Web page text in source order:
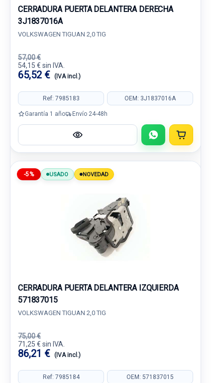
CERRADURA PUERTA DELANTERA DERECHA
3J1837016A
VOLKSWAGEN TIGUAN 2,0 TIG
57,00 €
54,15 € sin IVA.
65,52 € (IVA incl.)
Ref: 7985183 OEM: 3J1837016A
Garantía 1 año Envío 24-48h
-5% USADO NOVEDAD
CERRADURA PUERTA DELANTERA IZQUIERDA
571837015
VOLKSWAGEN TIGUAN 2,0 TIG
75,00 €
71,25 € sin IVA.
86,21 € (IVA incl.)
Ref: 7985184 OEM: 571837015